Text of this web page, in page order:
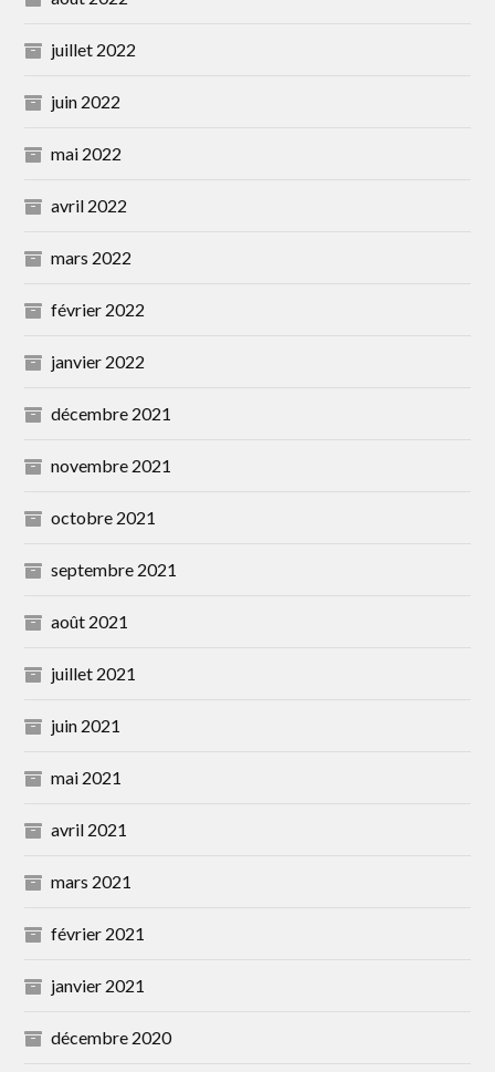
juillet 2022
juin 2022
mai 2022
avril 2022
mars 2022
février 2022
janvier 2022
décembre 2021
novembre 2021
octobre 2021
septembre 2021
août 2021
juillet 2021
juin 2021
mai 2021
avril 2021
mars 2021
février 2021
janvier 2021
décembre 2020